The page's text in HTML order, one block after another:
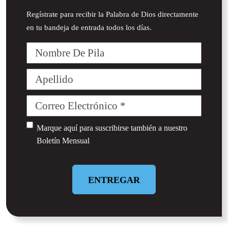
Regístrate para recibir la Palabra de Dios directamente
en tu bandeja de entrada todos los días.
Nombre
Apellido
Correo
Untitled
Marque aquí para suscribirse también a nuestro
Boletín Mensual